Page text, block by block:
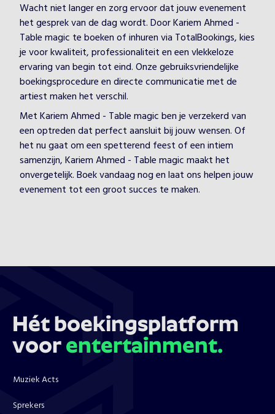
Wacht niet langer en zorg ervoor dat jouw evenement
het gesprek van de dag wordt. Door Kariem Ahmed -
Table magic te boeken of inhuren via TotalBookings, kies
je voor kwaliteit, professionaliteit en een vlekkeloze
ervaring van begin tot eind. Onze gebruiksvriendelijke
boekingsprocedure en directe communicatie met de
artiest maken het verschil.
Met Kariem Ahmed - Table magic ben je verzekerd van
een optreden dat perfect aansluit bij jouw wensen. Of
het nu gaat om een spetterend feest of een intiem
samenzijn, Kariem Ahmed - Table magic maakt het
onvergetelijk. Boek vandaag nog en laat ons helpen jouw
evenement tot een groot succes te maken.
Hét boekingsplatform
voor entertainment.
Muziek Acts
Sprekers